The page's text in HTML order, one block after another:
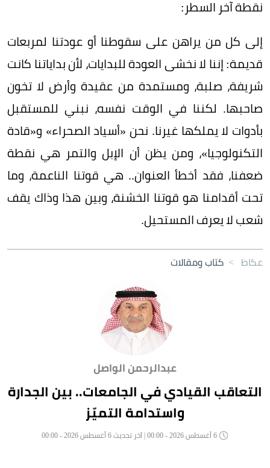
نقطة آخر السطر:
إلى كل من يراهن على سقوطنا أو عودتنا لمربعات
قديمة: إننا لا نخشى العودة للبدايات، لأن بداياتنا كانت
شريفة، صلبة، ومستمدة من عقيدة وأرض لا تخون
صاحبها. لكننا في الوقت نفسه، نبني للمستقبل
بأدوات لا يملكها غيرنا. نحن «أسياد الصحراء» و«قادة
التكنولوجيا»، ومن يظن أن الإبل والتمر هي نقطة
ضعفنا، فقد أخطأ العنوان.. هي قوتنا الناعمة، وما
تحت أقدامنا هو قوتنا الخشنة، وبين هذا وذاك يقف
شعب لا يعرف المستحيل.
عكاظ > كتاب ومقالات
عبدالرحمن الواصل
التعاقب القيادي في الجامعات.. بين الجدارة
واستدامة التميّز